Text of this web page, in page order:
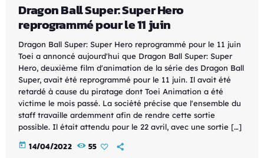
Dragon Ball Super: Super Hero
reprogrammé pour le 11 juin
Dragon Ball Super: Super Hero reprogrammé pour le 11 juin
Toei a annoncé aujourd'hui que Dragon Ball Super: Super
Hero, deuxième film d'animation de la série des Dragon Ball
Super, avait été reprogrammé pour le 11 juin. Il avait été
retardé à cause du piratage dont Toei Animation a été
victime le mois passé. La société précise que l'ensemble du
staff travaille ardemment afin de rendre cette sortie
possible. Il était attendu pour le 22 avril, avec une sortie […]
today 14/04/2022 55